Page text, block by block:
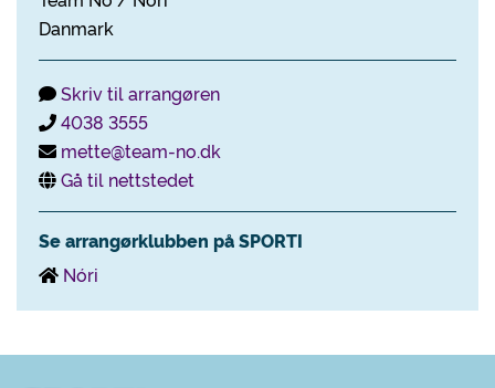
Danmark
Skriv til arrangøren
4038 3555
mette@team-no.dk
Gå til nettstedet
Se arrangørklubben på SPORTI
Nóri